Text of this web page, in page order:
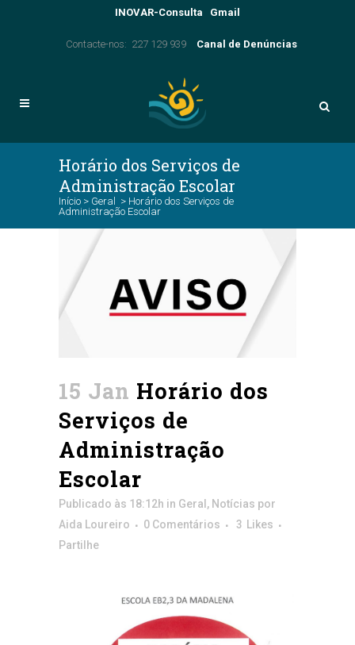
INOVAR-Consulta Gmail
Contacte-nos: 227 129 939 Canal de Denúncias
Horário dos Serviços de
Administração Escolar
Início > Geral > Horário dos Serviços de
Administração Escolar
15 Jan Horário dos
Serviços de
Administração
Escolar
Publicado às 18:12h in Geral , Notícias por
Aida Loureiro
0 Comentários 3 Likes
Partilhe